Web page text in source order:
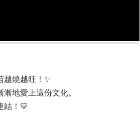
燒越旺！✨
地愛上這份文化。
結！💛